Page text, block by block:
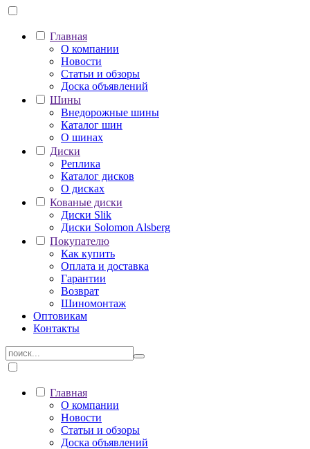
Главная
О компании
Новости
Статьи и обзоры
Доска объявлений
Шины
Внедорожные шины
Каталог шин
О шинах
Диски
Реплика
Каталог дисков
О дисках
Кованые диски
Диски Slik
Диски Solomon Alsberg
Покупателю
Как купить
Оплата и доставка
Гарантии
Возврат
Шиномонтаж
Оптовикам
Контакты
Главная
О компании
Новости
Статьи и обзоры
Доска объявлений